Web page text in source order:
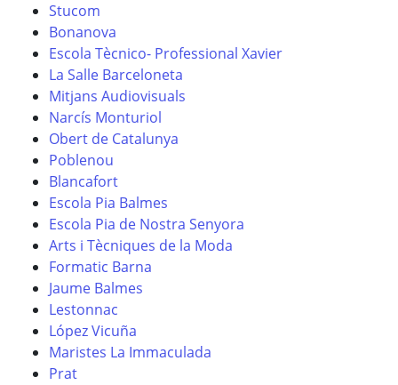
Stucom
Bonanova
Escola Tècnico- Professional Xavier
La Salle Barceloneta
Mitjans Audiovisuals
Narcís Monturiol
Obert de Catalunya
Poblenou
Blancafort
Escola Pia Balmes
Escola Pia de Nostra Senyora
Arts i Tècniques de la Moda
Formatic Barna
Jaume Balmes
Lestonnac
López Vicuña
Maristes La Immaculada
Prat